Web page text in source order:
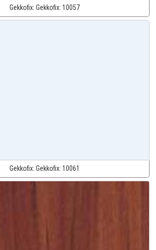
Gekkofix: Gekkofix: 10057
Gekkofix: Gekkofix: 10061